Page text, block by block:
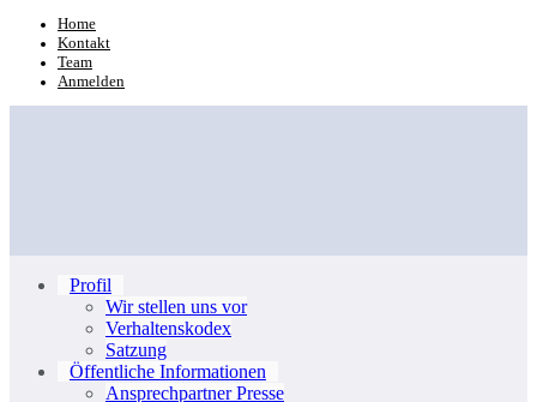
Zum
Inhalt
springen
Home
Kontakt
Team
Anmelden
Profil
Wir stellen uns vor
Verhaltenskodex
Satzung
Öffentliche Informationen
Ansprechpartner Presse